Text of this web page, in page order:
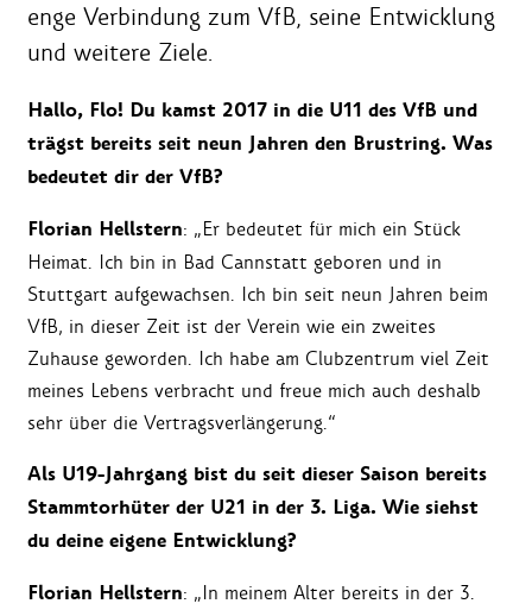
enge Verbindung zum VfB, seine Entwicklung
und weitere Ziele.
Hallo, Flo! Du kamst 2017 in die U11 des VfB und
trägst bereits seit neun Jahren den Brustring. Was
bedeutet dir der VfB?
Florian Hellstern: „Er bedeutet für mich ein Stück
Heimat. Ich bin in Bad Cannstatt geboren und in
Stuttgart aufgewachsen. Ich bin seit neun Jahren beim
VfB, in dieser Zeit ist der Verein wie ein zweites
Zuhause geworden. Ich habe am Clubzentrum viel Zeit
meines Lebens verbracht und freue mich auch deshalb
sehr über die Vertragsverlängerung.“
Als U19-Jahrgang bist du seit dieser Saison bereits
Stammtorhüter der U21 in der 3. Liga. Wie siehst
du deine eigene Entwicklung?
Florian Hellstern: „In meinem Alter bereits in der 3.